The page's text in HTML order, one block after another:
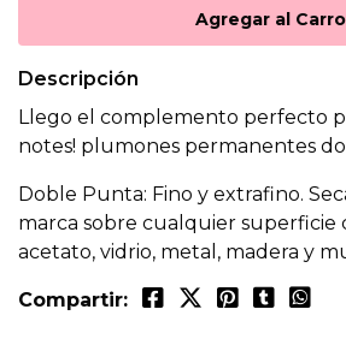
Descripción
Llego el complemento perfecto
notes! plumones permanentes
Doble Punta: Fino y extrafino.
marca sobre cualquier superficie
acetato, vidrio, metal, madera y
Compartir: